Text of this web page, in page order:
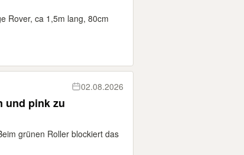
Rover, ca 1,5m lang, 80cm
02.08.2026
und pink zu
grünen Roller blockiert das